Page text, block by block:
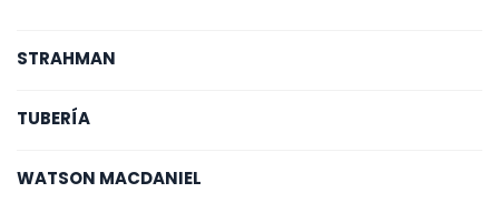
STRAHMAN
TUBERÍA
WATSON MACDANIEL